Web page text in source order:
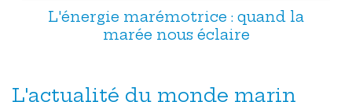
L'énergie marémotrice : quand la
marée nous éclaire
L'actualité du monde marin